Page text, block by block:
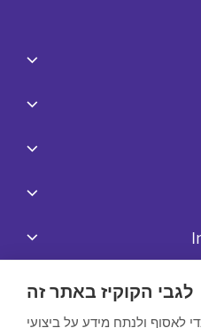
לגבי הקוקיז באתר זה
לאסוף ולנתח מידע על ביצועי